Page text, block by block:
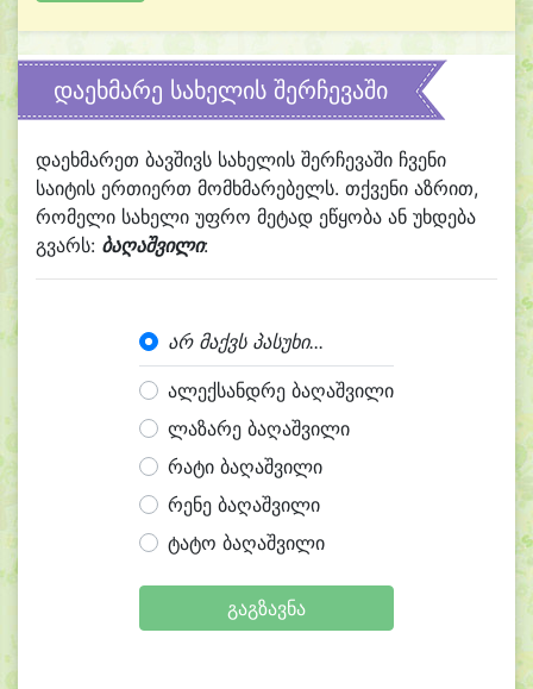
დაეხმარე სახელის შერჩევაში
დაეხმარეთ ბავშივს სახელის შერჩევაში ჩვენი
საიტის ერთიერთ მომხმარებელს. თქვენი აზრით,
რომელი სახელი უფრო მეტად ეწყობა ან უხდება
გვარს: ბაღაშვილი:
არ მაქვს პასუხი...
ალექსანდრე ბაღაშვილი
ლაზარე ბაღაშვილი
რატი ბაღაშვილი
რენე ბაღაშვილი
ტატო ბაღაშვილი
გაგზავნა